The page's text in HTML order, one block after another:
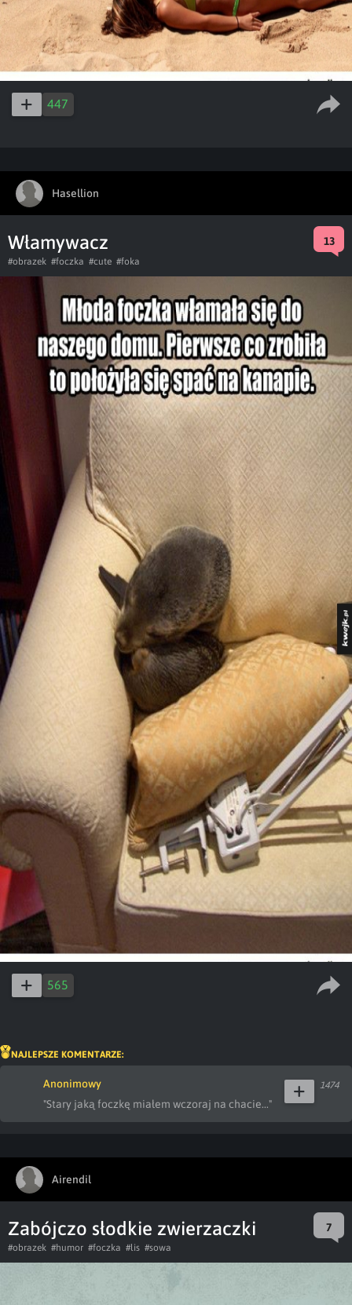
447
Hasellion
Włamywacz 13
#obrazek #foczka #cute #foka
565
NAJLEPSZE KOMENTARZE:
Anonimowy
"Stary jaką foczkę miałem wczoraj na chacie..."
1474
Airendil
Zabójczo słodkie zwierzaczki 7
#obrazek #humor #foczka #lis #sowa